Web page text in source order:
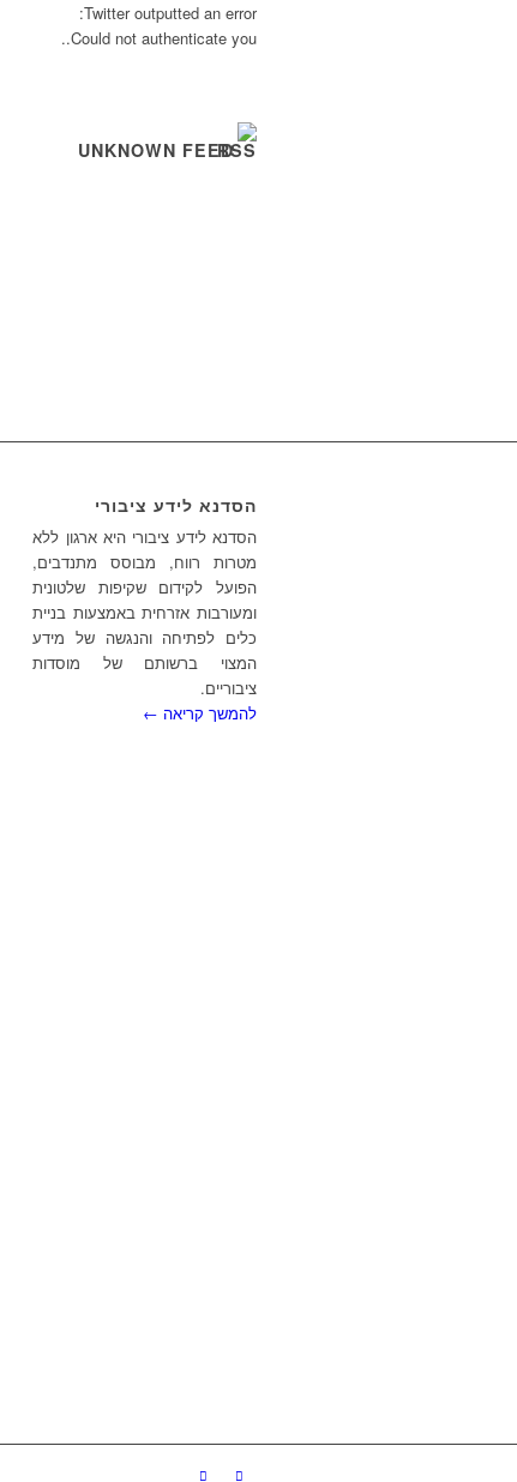
Twitter outputted an error:
Could not authenticate you..
UNKNOWN FEED
הסדנא לידע ציבורי
הסדנא לידע ציבורי היא ארגון ללא
מטרות רווח, מבוסס מתנדבים,
הפועל לקידום שקיפות שלטונית
ומעורבות אזרחית באמצעות בניית
כלים לפתיחה והנגשה של מידע
המצוי ברשותם של מוסדות
ציבוריים.
להמשך קריאה ←